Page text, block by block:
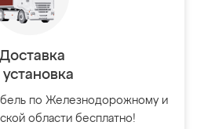
Доставка
установка
по Железнодорожному и
области бесплатно!